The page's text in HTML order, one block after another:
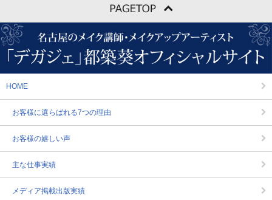
HOME
お客様に選らばれる7つの理由
お客様の嬉しい声
主な仕事実績
メディア掲載出版実績